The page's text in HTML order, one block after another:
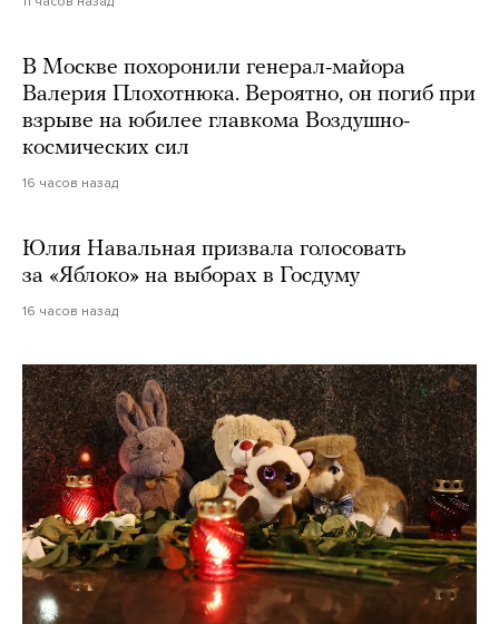
В Москве похоронили генерал-майора
Валерия Плохотнюка. Вероятно, он погиб при
взрыве на юбилее главкома Воздушно-
космических сил
16 часов назад
Юлия Навальная призвала голосовать
за «Яблоко» на выборах в Госдуму
16 часов назад